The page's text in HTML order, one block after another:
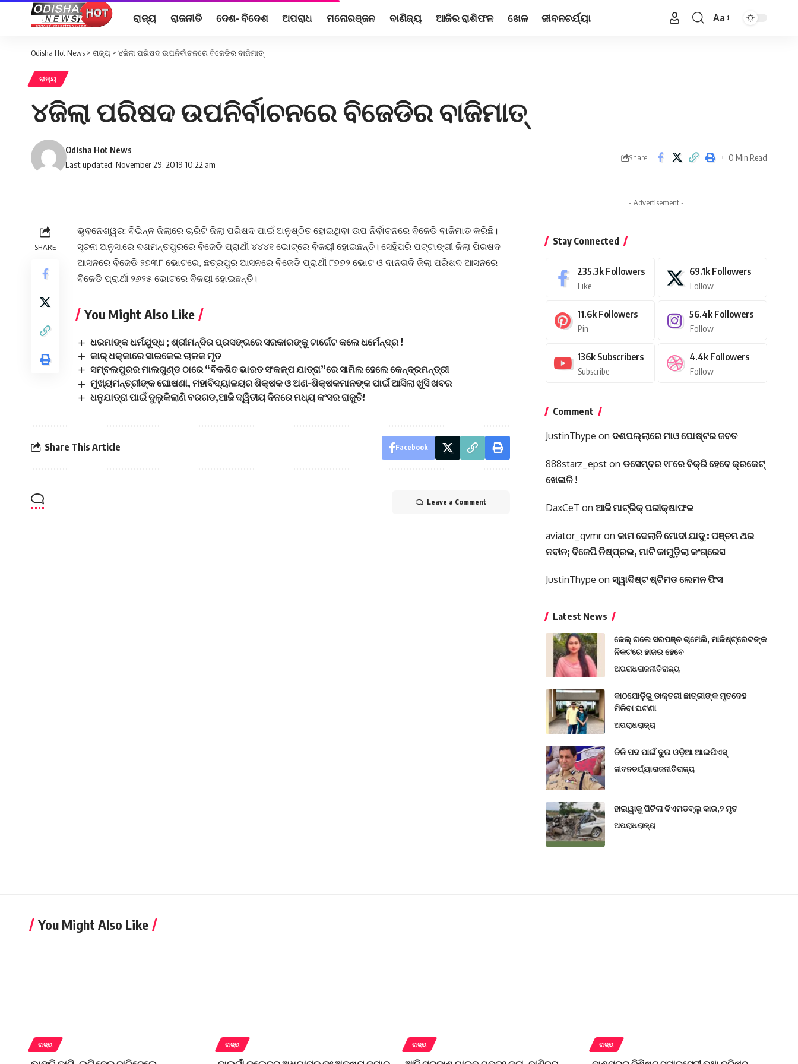
ରାଜ୍ୟ ରାଜନୀତି ଦେଶ- ବିଦେଶ ଅପରାଧ ମନୋରଞ୍ଜନ ବାଣିଜ୍ୟ ଆଜିର ରାଶିଫଳ ଖେଳ ଜୀବନଚର୍ଯ୍ୟା
Font
Aa
Odisha Hot News > ରାଜ୍ୟ > ୪ଜିଲା ପରିଷଦ ଉପନିର୍ବାଚନରେ ବିଜେଡିର ବାଜିମାତ୍
ରାଜ୍ୟ
୪ଜିଲା ପରିଷଦ ଉପନିର୍ବାଚନରେ ବିଜେଡିର ବାଜିମାତ୍
Last updated: November 29, 2019 10:22 am
Odisha Hot News
Share 0 Min Read
SHARE
ଭୁବନେଶ୍ୱର: ବିଭିନ୍ନ ଜିଲାରେ ଚାରିଟି ଜିଲା ପରିଷଦ ପାଇଁ ଅନୁଷ୍ଠିତ ହୋଇଥିବା ଉପ ନିର୍ବାଚନରେ ବିଜେଡି ବାଜିମାତ କରିଛି।
ସୂଚନା ଅନୁସାରେ ଦଶମନ୍ତପୁରରେ ବିଜେଡି ପ୍ରାର୍ଥୀ ୪୪୪୧ ଭୋଟ୍‌ରେ ବିଜୟୀ ହୋଇଛନ୍ତି। ସେହିପରି ପଟ୍ଟାଙ୍ଗୀ ଜିଲା ପିରଷଦ
ଆସନରେ ବିଜେଡି ୨୭୩୮ ଭୋଟରେ, ଛତ୍ରପୁର ଆସନରେ ବିଜେଡି ପ୍ରାର୍ଥୀ ୮୭୭୨ ଭୋଟ ଓ ଦାନଗଦି ଜିଲା ପରିଷଦ ଆସନରେ
ବିଜେଡି ପ୍ରାର୍ଥୀ ୨୬୨୫ ଭୋଟରେ ବିଜୟୀ ହୋଇଛନ୍ତି।
You Might Also Like
ଧରମାଙ୍କ ଧର୍ମଯୁଦ୍ଧ ; ଶ୍ରୀମନ୍ଦିର ପ୍ରସଙ୍ଗରେ ସରକାରଙ୍କୁ ଟାର୍ଗେଟ କଲେ ଧର୍ମେନ୍ଦ୍ର !
କାର୍ ଧକ୍କାରେ ସାଇକେଲ ଚାଳକ ମୃତ
ସମ୍ବଲପୁରର ମାଲଗୁଣ୍ଡ ଠାରେ “ବିକଶିତ ଭାରତ ସଂକଳ୍ପ ଯାତ୍ରା”ରେ ସାମିଲ ହେଲେ କେନ୍ଦ୍ରମନ୍ତ୍ରୀ
ମୁଖ୍ୟମନ୍ତ୍ରୀଙ୍କ ଘୋଷଣା, ମହାବିଦ୍ୟାଳୟର ଶିକ୍ଷକ ଓ ଅଣ-ଶିକ୍ଷକମାନଙ୍କ ପାଇଁ ଆସିଲା ଖୁସି ଖବର
ଧନୁଯାତ୍ରା ପାଇଁ ଦୁଲୁକିଲାଣି ବରଗଡ,ଆଜି ଦ୍ୱିତୀୟ ଦିନରେ ମଧ୍ୟ କଂସର ରାଜୁତି!
Share This Article Facebook
Leave a Comment
- Advertisement -
Stay Connected
235.3k Followers
Like
69.1k Followers
Follow
11.6k Followers
Pin
56.4k Followers
Follow
136k Subscribers
Subscribe
4.4k Followers
Follow
Comment
JustinThype on ଦଶପଲ୍ଲାରେ ମାଓ ପୋଷ୍ଟର ଜବତ
888starz_epston ଡସେମ୍ବର ୧୮ରେ ବିକ୍ରି ହେବେ କ୍ରକେଟ୍
ଖେଳାଳି !
DaxCeT on ଆଜି ମାଟ୍ରିକ୍ ପରୀକ୍ଷାଫଳ
aviator_qvmron କାମ ଦେଲାନି ମୋଦୀ ଯାଦୁ : ପଞ୍ଚମ ଥର
ନବୀନ; ବିଜେପି ନିଷ୍ପ୍ରଭ, ମାଟି କାମୁଡ଼ିଲା କଂଗ୍ରେସ
JustinThype on ସ୍ୱାଦିଷ୍ଟ ଷ୍ଟିମଡ ଲେମନ ଫିସ
Latest News
ଜେଲ୍ ଗଲେ ସରପଞ୍ଚ ଚାମେଲି, ମାଜିଷ୍ଟ୍ରେଟଙ୍କ
ନିକଟରେ ହାଜର ହେବେ
ଅପରାଧରାଜନୀତିରାଜ୍ୟ
କାଠଯୋଡ଼ିରୁ ଡାକ୍ତରୀ ଛାତ୍ରୀଙ୍କ ମୃତଦେହ
ମିଳିବା ଘଟଣା
ଅପରାଧରାଜ୍ୟ
ଡିଜି ପଦ ପାଇଁ ଦୁଇ ଓଡ଼ିଆ ଆଇପିଏସ୍
ଜୀବନଚର୍ଯ୍ୟାରାଜନୀତିରାଜ୍ୟ
ହାଇୱାକୁ ପିଟିଲା ବିଏମଡବ୍ଲୁ କାର,୨ ମୃତ
ଅପରାଧରାଜ୍ୟ
You Might Also Like
ରାଜ୍ୟ ରାଜ୍ୟ ରାଜ୍ୟ ରାଜ୍ୟ